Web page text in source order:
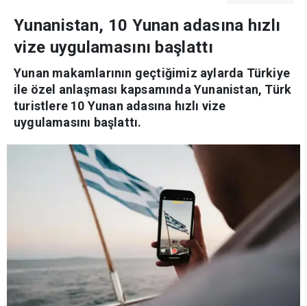
Yunanistan, 10 Yunan adasına hızlı
vize uygulamasını başlattı
Yunan makamlarının geçtiğimiz aylarda Türkiye
ile özel anlaşması kapsamında Yunanistan, Türk
turistlere 10 Yunan adasına hızlı vize
uygulamasını başlattı.